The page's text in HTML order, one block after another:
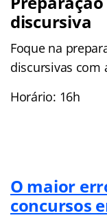
discursiva
Foque na
discursivas com
Horário: 16h
O maior
concursos